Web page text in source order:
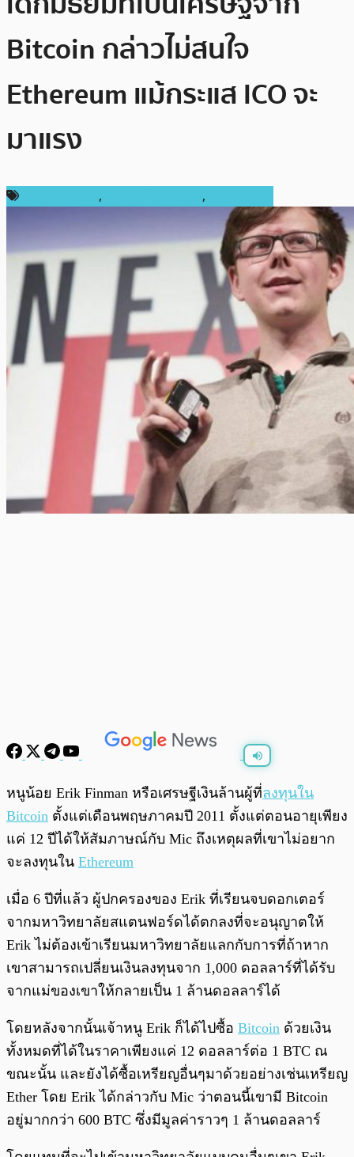
Bitcoin กล่าวไม่สนใจ
Ethereum แม้กระแส ICO จะ
มาแรง
, ,
/0:00
หนูน้อย Erik Finman หรือเศรษฐีเงินล้านผู้ที่ลงทุนใน
Bitcoin ตั้งแต่เดือนพฤษภาคมปี 2011 ตั้งแต่ตอนอายุเพียง
แค่ 12 ปีได้ให้สัมภาษณ์กับ Mic ถึงเหตุผลที่เขาไม่อยาก
จะลงทุนใน Ethereum
เมื่อ 6 ปีที่แล้ว ผู้ปกครองของ Erik ที่เรียนจบดอกเตอร์
จากมหาวิทยาลัยสแตนฟอร์ดได้ตกลงที่จะอนุญาตให้
Erik ไม่ต้องเข้าเรียนมหาวิทยาลัยแลกกับการที่ถ้าหาก
เขาสามารถเปลี่ยนเงินลงทุนจาก 1,000 ดอลลาร์ที่ได้รับ
จากแม่ของเขาให้กลายเป็น 1 ล้านดอลลาร์ได้
โดยหลังจากนั้นเจ้าหนู Erik ก็ได้ไปซื้อ Bitcoin ด้วยเงิน
ทั้งหมดที่ได้ในราคาเพียงแค่ 12 ดอลลาร์ต่อ 1 BTC ณ
ขณะนั้น และยังได้ซื้อเหรียญอื่นๆมาด้วยอย่างเช่นเหรียญ
Ether โดย Erik ได้กล่าวกับ Mic ว่าตอนนี้เขามี Bitcoin
อยู่มากกว่า 600 BTC ซึ่งมีมูลค่าราวๆ 1 ล้านดอลลาร์